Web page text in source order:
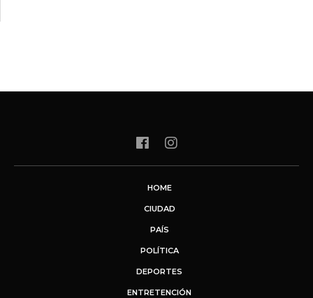
HOME
CIUDAD
PAÍS
POLÍTICA
DEPORTES
ENTRETENCIÓN